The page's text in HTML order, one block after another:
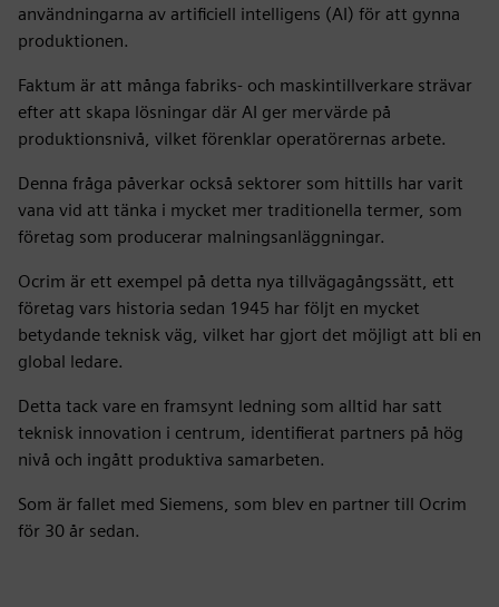
användningarna av artificiell intelligens (AI) för att gynna
produktionen.
Faktum är att många fabriks- och maskintillverkare strävar
efter att skapa lösningar där AI ger mervärde på
produktionsnivå, vilket förenklar operatörernas arbete.
Denna fråga påverkar också sektorer som hittills har varit
vana vid att tänka i mycket mer traditionella termer, som
företag som producerar malningsanläggningar.
Ocrim är ett exempel på detta nya tillvägagångssätt, ett
företag vars historia sedan 1945 har följt en mycket
betydande teknisk väg, vilket har gjort det möjligt att bli en
global ledare.
Detta tack vare en framsynt ledning som alltid har satt
teknisk innovation i centrum, identifierat partners på hög
nivå och ingått produktiva samarbeten.
Som är fallet med Siemens, som blev en partner till Ocrim
för 30 år sedan.